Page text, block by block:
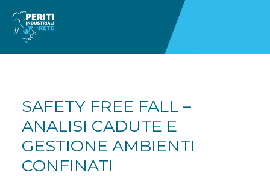
SAFETY FREE FALL –
ANALISI CADUTE E
GESTIONE AMBIENTI
CONFINATI